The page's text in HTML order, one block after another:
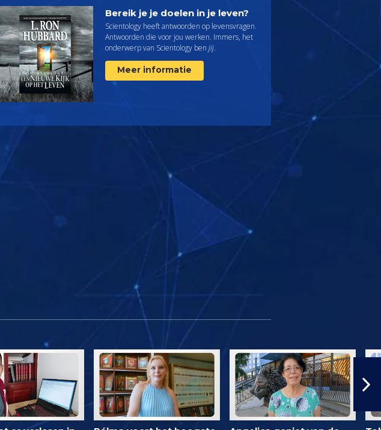
Bereik je je doelen in je leven?
Scientology heeft antwoorden op levensvragen.
Antwoorden die voor jou werken. Immers, het
onderwerp van Scientology ben jij.
Meer informatie